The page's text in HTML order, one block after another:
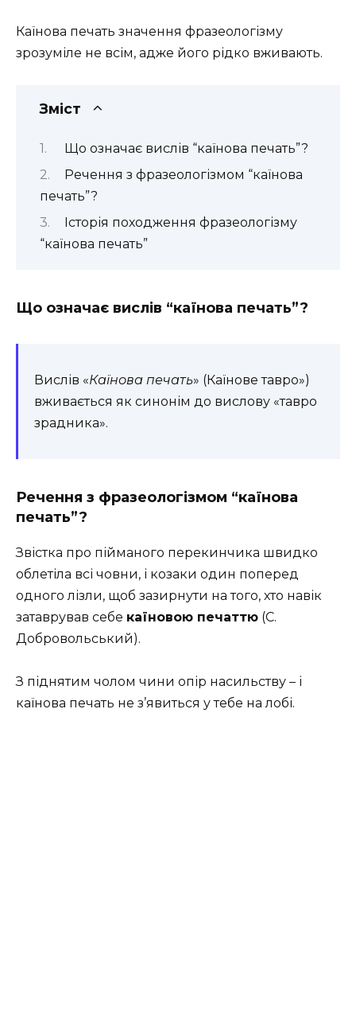
Каїнова печать значення фразеологізму
зрозуміле не всім, адже його рідко вживають.
Зміст
Що означає вислів “каїнова печать”?
Речення з фразеологізмом “каїнова
печать”?
Історія походження фразеологізму
“каїнова печать”
Що означає вислів “каїнова печать”?
Вислів «Каїнова печать» (Каїнове тавро»)
вживається як синонім до вислову «тавро
зрадника».
Речення з фразеологізмом “каїнова
печать”?
Звістка про пійманого перекинчика швидко
облетіла всі човни, і козаки один поперед
одного лізли, щоб зазирнути на того, хто навік
затаврував себе каїновою печаттю (С.
Добровольський).
З піднятим чолом чини опір насильству – і
каїнова печать не з’явиться у тебе на лобі.